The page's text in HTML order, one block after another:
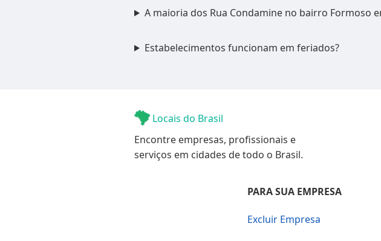
A maioria dos Rua Condamine no bairro Formoso
Estabelecimentos funcionam em feriados?
Locais do Brasil
Encontre empresas, profissionais e
serviços em cidades de todo o Brasil.
PARA SUA EMPRESA
Excluir Empresa